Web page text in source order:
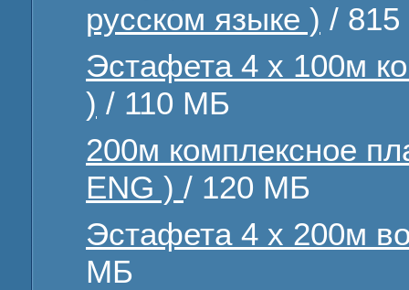
русском языке ) /
Эстафета 4 х 100м
) / 110 МБ
200м комплексное
ENG ) / 120 МБ
Эстафета 4 х 200м
МБ